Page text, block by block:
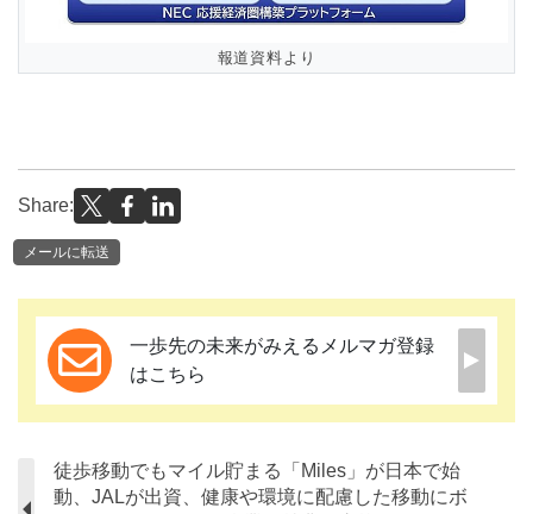
報道資料より
Share:
メールに転送
一歩先の未来がみえるメルマガ登録
はこちら
徒歩移動でもマイル貯まる「Miles」が日本で始
動、JALが出資、健康や環境に配慮した移動にボ